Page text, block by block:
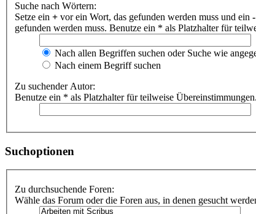
Suche nach Wörtern:
Setze ein + vor ein Wort, das gefunden werden muss und ein -
gefunden werden muss. Benutze ein * als Platzhalter für
Nach allen Begriffen suchen oder Suche wie
Nach einem Begriff suchen
Zu suchender Autor:
Benutze ein * als Platzhalter für teilweise Übereinstimmungen.
Suchoptionen
Zu durchsuchende Foren:
Wähle das Forum oder die Foren aus, in denen gesucht